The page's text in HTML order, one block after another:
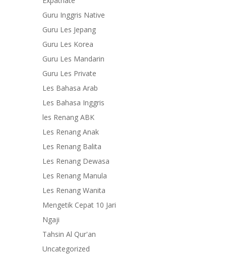
Guru Inggris Native
Guru Les Jepang
Guru Les Korea
Guru Les Mandarin
Guru Les Private
Les Bahasa Arab
Les Bahasa Inggris
les Renang ABK
Les Renang Anak
Les Renang Balita
Les Renang Dewasa
Les Renang Manula
Les Renang Wanita
Mengetik Cepat 10 Jari
Ngaji
Tahsin Al Qur'an
Uncategorized